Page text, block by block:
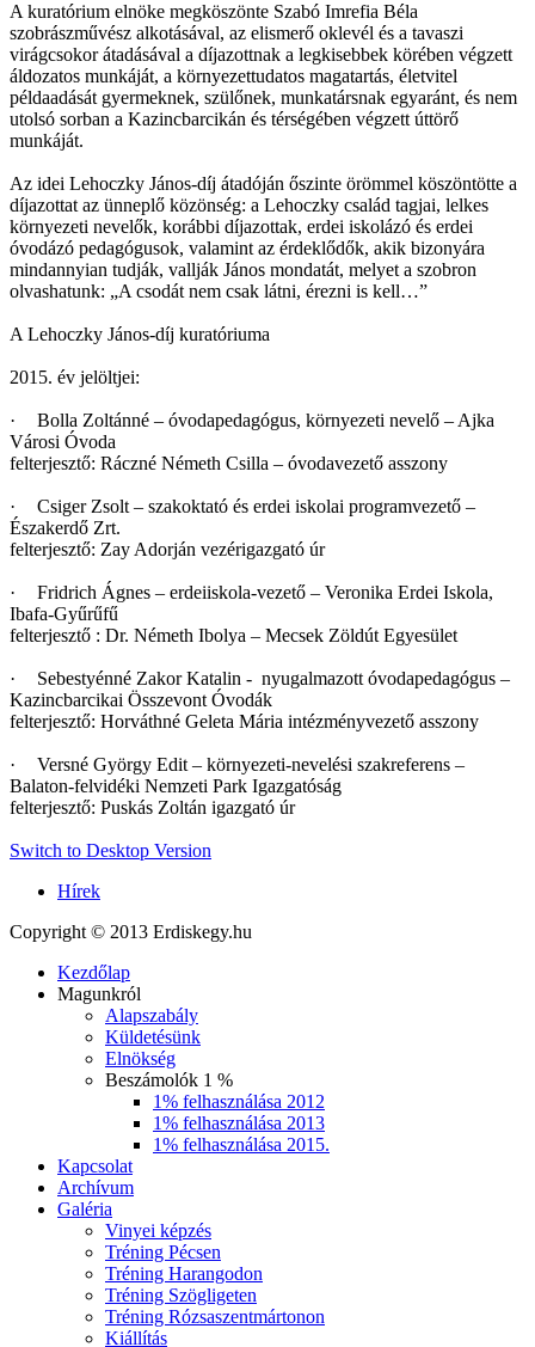
A kuratórium elnöke megköszönte Szabó Imrefia Béla
szobrászművész alkotásával, az elismerő oklevél és a tavaszi
virágcsokor átadásával a díjazottnak a legkisebbek körében végzett
áldozatos munkáját, a környezettudatos magatartás, életvitel
példaadását gyermeknek, szülőnek, munkatársnak egyaránt, és nem
utolsó sorban a Kazincbarcikán és térségében végzett úttörő
munkáját.
Az idei Lehoczky János-díj átadóján őszinte örömmel köszöntötte a
díjazottat az ünneplő közönség: a Lehoczky család tagjai, lelkes
környezeti nevelők, korábbi díjazottak, erdei iskolázó és erdei
óvodázó pedagógusok, valamint az érdeklődők, akik bizonyára
mindannyian tudják, vallják János mondatát, melyet a szobron
olvashatunk: „A csodát nem csak látni, érezni is kell…”
A Lehoczky János-díj kuratóriuma
2015. év jelöltjei:
·
Bolla Zoltánné – óvodapedagógus, környezeti nevelő – Ajka
Városi Óvoda
felterjesztő: Ráczné Németh Csilla – óvodavezető asszony
·
Csiger Zsolt – szakoktató és erdei iskolai programvezető –
Északerdő Zrt.
felterjesztő: Zay Adorján vezérigazgató úr
·
Fridrich Ágnes – erdeiiskola-vezető – Veronika Erdei Iskola,
Ibafa-Gyűrűfű
felterjesztő : Dr. Németh Ibolya – Mecsek Zöldút Egyesület
·
Sebestyénné Zakor Katalin - nyugalmazott óvodapedagógus –
Kazincbarcikai Összevont Óvodák
felterjesztő: Horváthné Geleta Mária intézményvezető asszony
·
Versné György Edit – környezeti-nevelési szakreferens –
Balaton-felvidéki Nemzeti Park Igazgatóság
felterjesztő: Puskás Zoltán igazgató úr
Switch to Desktop Version
Hírek
Copyright © 2013 Erdiskegy.hu
Kezdőlap
Magunkról
Alapszabály
Küldetésünk
Elnökség
Beszámolók 1 %
1% felhasználása 2012
1% felhasználása 2013
1% felhasználása 2015.
Kapcsolat
Archívum
Galéria
Vinyei képzés
Tréning Pécsen
Tréning Harangodon
Tréning Szögligeten
Tréning Rózsaszentmártonon
Kiállítás